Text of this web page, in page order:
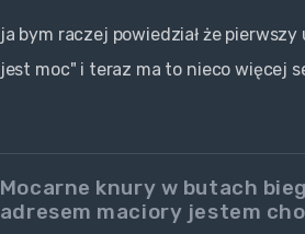
ja bym raczej powiedział że
jest moc" i teraz ma to nieco więcej
Mocarne knury w butach
adresem maciory jestem